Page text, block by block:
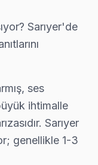
Rumelifeneri,
televizyonun
montajı ve ayarı
ile estetik kurulum
yayın ayarları
ve harici cihaz
Sarıyer'de
ses
ihtimalle
Sarıyer
genellikle 1-3